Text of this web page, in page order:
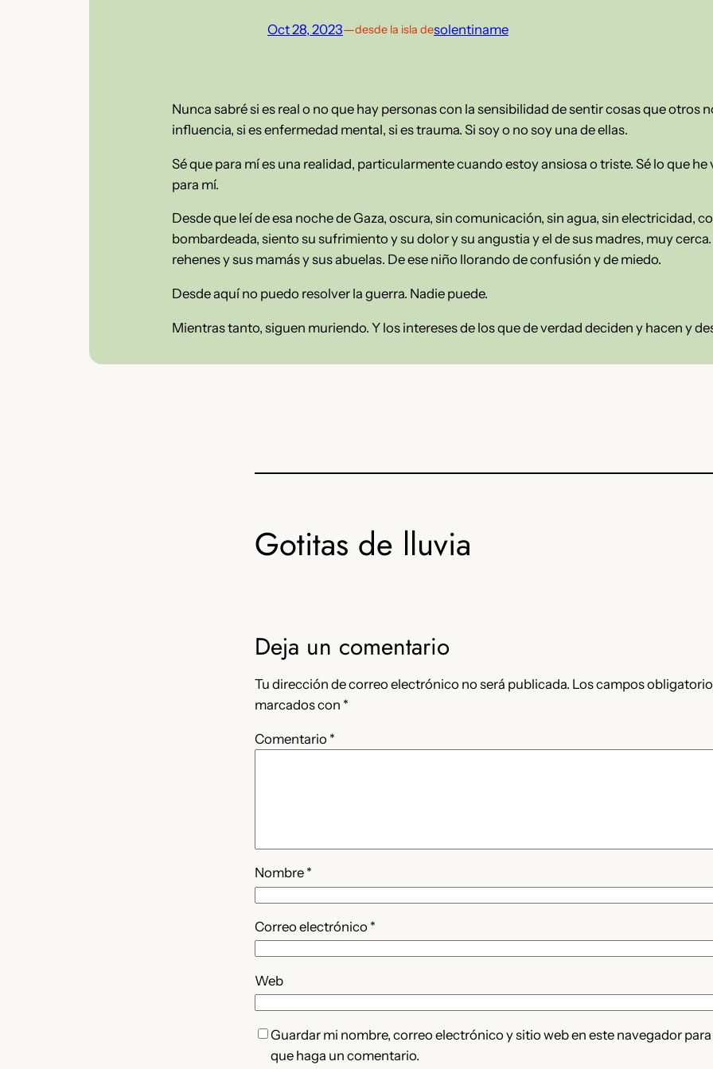
Oct 28, 2023—desde la isla desolentiname
Nunca sabré si es real o no que hay personas con la sensibilidad de sentir cosas que otros
influencia, si es enfermedad mental, si es trauma. Si soy o no soy una de ellas.
Sé que para mí es una realidad, particularmente cuando estoy ansiosa o triste. Sé lo que
para mí.
Desde que leí de esa noche de Gaza, oscura, sin comunicación, sin agua, sin electricidad,
bombardeada, siento su sufrimiento y su dolor y su angustia y el de sus madres, muy
rehenes y sus mamás y sus abuelas. De ese niño llorando de confusión y de miedo.
Desde aquí no puedo resolver la guerra. Nadie puede.
Mientras tanto, siguen muriendo. Y los intereses de los que de verdad deciden y hacen y
Gotitas de lluvia
Deja un comentario
Tu dirección de correo electrónico no será publicada. Los campos
marcados con *
Comentario *
Nombre *
Correo electrónico *
Web
Guardar mi nombre, correo electrónico y sitio web en este navegador
que haga un comentario.